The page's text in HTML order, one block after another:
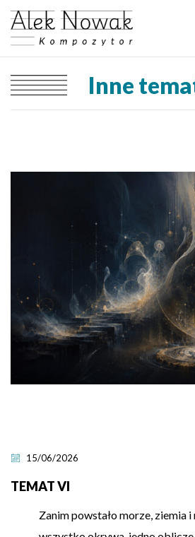
Inne
15/06/2026
TEMAT VI
Zanim powstało morze, ziemia